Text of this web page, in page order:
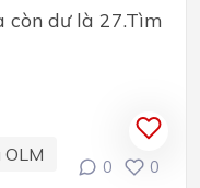
còn dư là 27.Tìm
OLM
0 0